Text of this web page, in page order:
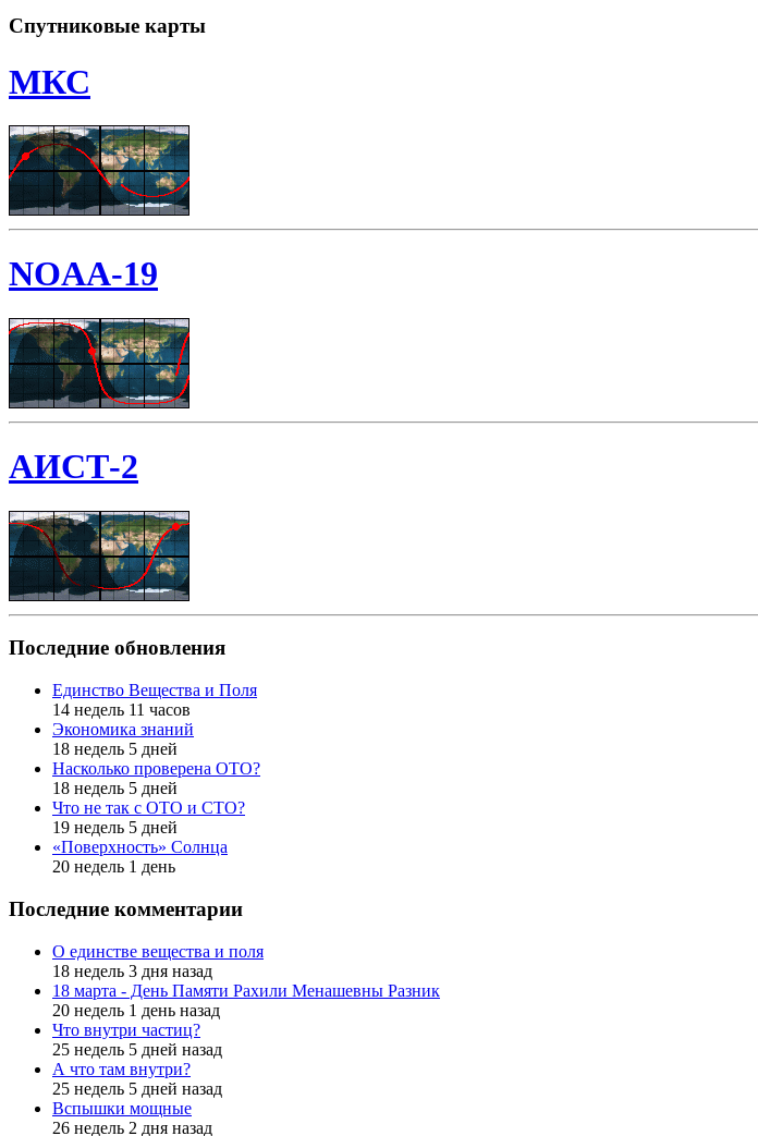
Спутниковые карты
МКС
NOAA-19
АИСТ-2
Последние обновления
Единство Вещества и Поля
14 недель 11 часов
Экономика знаний
18 недель 5 дней
Насколько проверена ОТО?
18 недель 5 дней
Что не так с ОТО и СТО?
19 недель 5 дней
«Поверхность» Солнца
20 недель 1 день
Последние комментарии
О единстве вещества и поля
18 недель 3 дня назад
18 марта - День Памяти Рахили Менашевны Разник
20 недель 1 день назад
Что внутри частиц?
25 недель 5 дней назад
А что там внутри?
25 недель 5 дней назад
Вспышки мощные
26 недель 2 дня назад